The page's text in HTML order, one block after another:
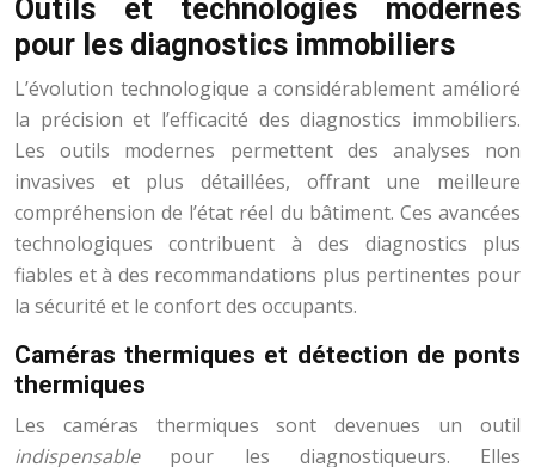
Outils et technologies modernes
pour les diagnostics immobiliers
L’évolution technologique a considérablement amélioré
la précision et l’efficacité des diagnostics immobiliers.
Les outils modernes permettent des analyses non
invasives et plus détaillées, offrant une meilleure
compréhension de l’état réel du bâtiment. Ces avancées
technologiques contribuent à des diagnostics plus
fiables et à des recommandations plus pertinentes pour
la sécurité et le confort des occupants.
Caméras thermiques et détection de ponts
thermiques
Les caméras thermiques sont devenues un outil
indispensable pour les diagnostiqueurs. Elles